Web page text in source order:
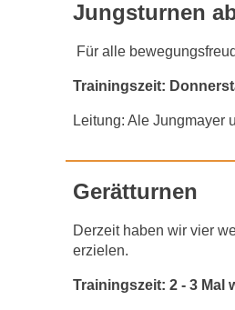
Jungsturnen
Für alle
Trainingszeit:
Leitung: Ale Jungmayer
Gerätturnen
Derzeit haben wir vier
erzielen.
Trainingszeit: 2 - 3 Mal